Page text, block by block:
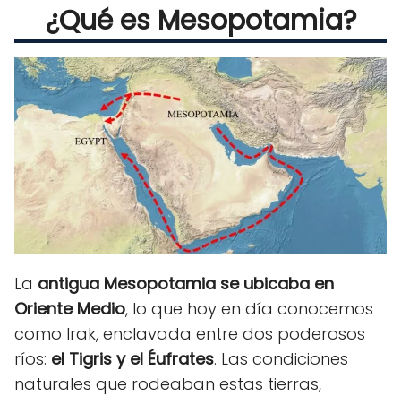
¿Qué es Mesopotamia?
La antigua Mesopotamia se ubicaba en
Oriente Medio, lo que hoy en día conocemos
como Irak, enclavada entre dos poderosos
ríos: el Tigris y el Éufrates. Las condiciones
naturales que rodeaban estas tierras,